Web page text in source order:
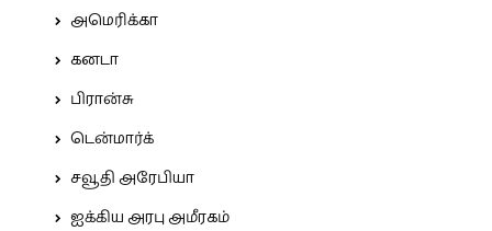
அமெரிக்கா
கனடா
பிரான்சு
டென்மார்க்
சவூதி அரேபியா
ஐக்கிய அரபு அமீரகம்